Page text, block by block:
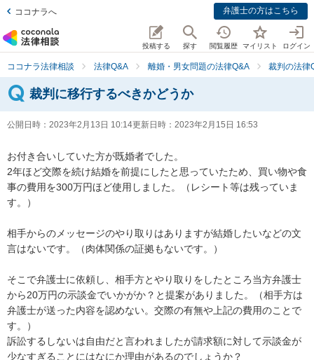
ココナラへ 弁護士の方はこちら
投稿する 探す 閲覧履歴 マイリスト ログイン
ココナラ法律相談 法律Q&A 離婚・男女問題の法律Q&A 裁判の法律
裁判に移行するべきかどうか
公開日時： 2023年2月13日 10:14更新日時： 2023年2月15日 16:53
お付き合いしていた方が既婚者でした。
2年ほど交際を続け結婚を前提にしたと思っていたため、買い物や食
事の費用を300万円ほど使用しました。（レシート等は残っていま
す。）
相手からのメッセージのやり取りはありますが結婚したいなどの文
言はないです。（肉体関係の証拠もないです。）
そこで弁護士に依頼し、相手方とやり取りをしたところ当方弁護士
から20万円の示談金でいかがか？と提案がありました。（相手方は
弁護士が送った内容を認めない。交際の有無や上記の費用のことで
す。）
訴訟するしないは自由だと言われましたが請求額に対して示談金が
少なすぎることにはなにか理由があるのでしょうか？